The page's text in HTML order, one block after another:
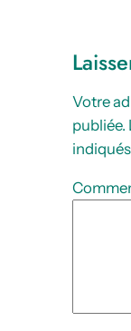
Votre
publiée.